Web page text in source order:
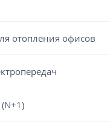
отопления офисов